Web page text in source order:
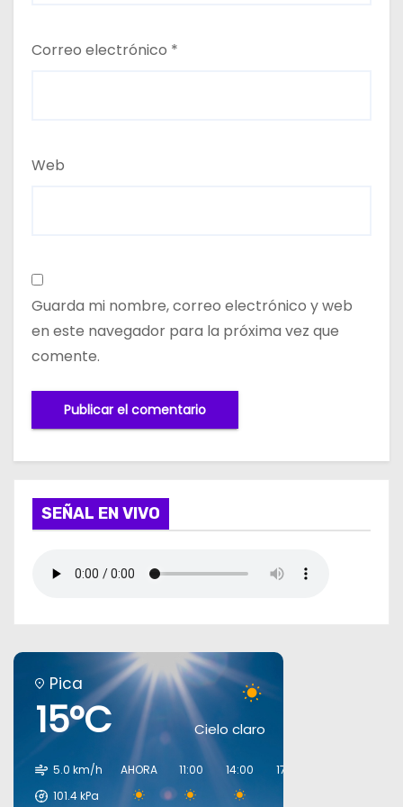
Correo electrónico *
Web
Guarda mi nombre, correo electrónico y web
en este navegador para la próxima vez que
comente.
SEÑAL EN VIVO
Pica
15°C Cielo claro
5.0 km/h
101.4kPa
AHORA 11:00 14:00 17:00